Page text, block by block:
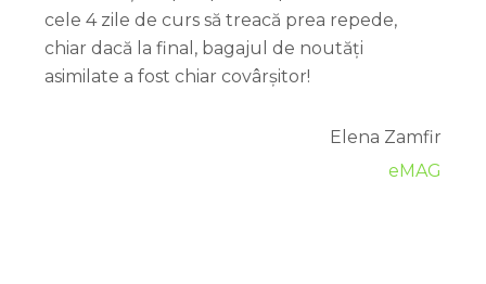
cele 4 zile de curs să treacă prea repede,
chiar dacă la final, bagajul de noutăți
asimilate a fost chiar covârșitor!
Elena Zamfir
eMAG